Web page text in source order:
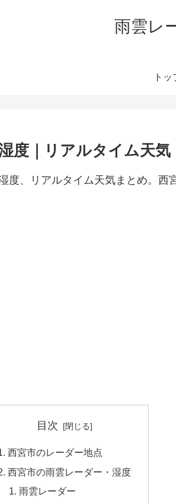
雨雲レ
ト
度｜リアルタイム天気
度、リアルタイム天気まとめ。西
目次
西宮市のレーダー地点
西宮市の雨雲レーダー・湿度
雨雲レーダー